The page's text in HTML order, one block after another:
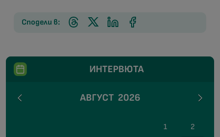
Сподели в:
ИНТЕРВЮТА
АВГУСТ 2026
1
2